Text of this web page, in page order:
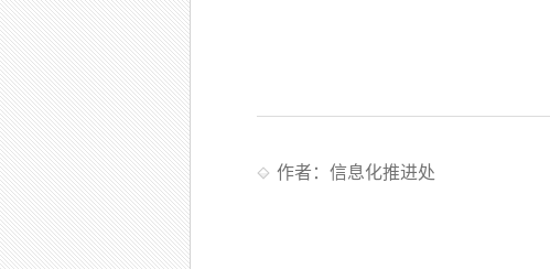
作者：信息化推进处